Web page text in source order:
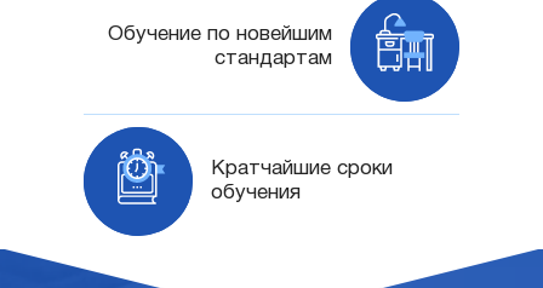
Обучение по новейшим
стандартам
Кратчайшие сроки
обучения